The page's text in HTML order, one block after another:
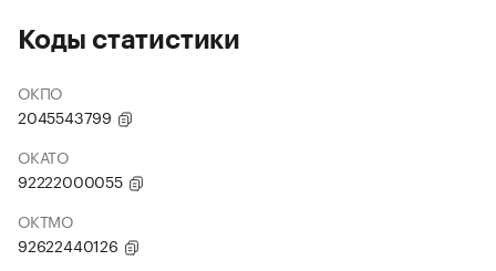
Коды статистики
ОКПО
2045543799
ОКАТО
92222000055
ОКТМО
92622440126